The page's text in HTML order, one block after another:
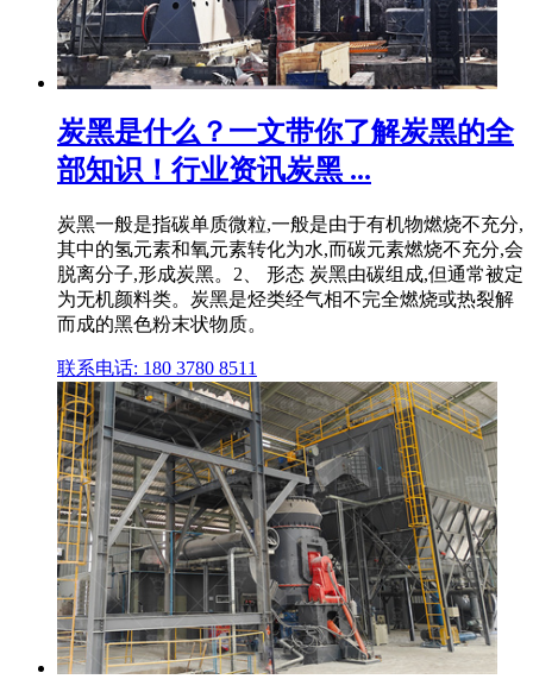
炭黑是什么？一文带你了解炭黑的全
部知识！行业资讯炭黑 ...
炭黑一般是指碳单质微粒,一般是由于有机物燃烧不充分,
其中的氢元素和氧元素转化为水,而碳元素燃烧不充分,会
脱离分子,形成炭黑。2、 形态 炭黑由碳组成,但通常被定
为无机颜料类。炭黑是烃类经气相不完全燃烧或热裂解
而成的黑色粉末状物质。
联系电话: 180 3780 8511